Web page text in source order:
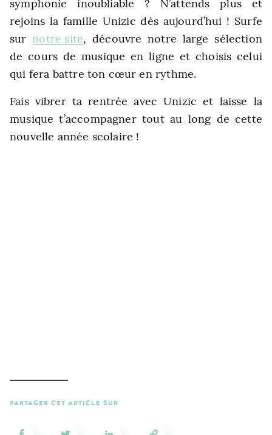
symphonie inoubliable ? N’attends plus et
rejoins la famille Unizic dès aujourd’hui ! Surfe
surnotre site, découvre notre large sélection
de cours de musique en ligne et choisis celui
qui fera battre ton cœur en rythme.
Fais vibrer ta rentrée avec Unizic et laisse la
musique t’accompagner tout au long de cette
nouvelle année scolaire !
PARTAGER CET ARTICLE SUR